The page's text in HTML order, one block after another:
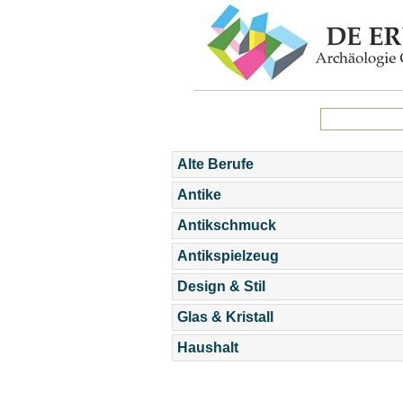
Alte Berufe
Antike
Antikschmuck
Antikspielzeug
Design & Stil
Glas & Kristall
Haushalt